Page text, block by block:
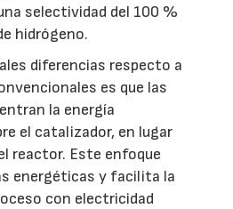
selectividad del 100 %
hidrógeno.
diferencias respecto a
es que las
la energía
el catalizador, en lugar
reactor. Este enfoque
energéticas y facilita la
con electricidad